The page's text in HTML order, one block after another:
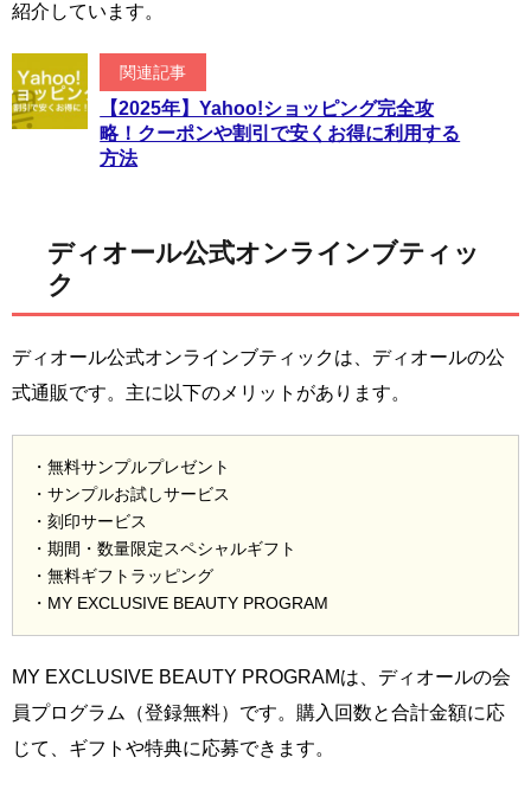
紹介しています。
関連記事
【2025年】Yahoo!ショッピング完全攻
略！クーポンや割引で安くお得に利用する
方法
ディオール公式オンラインブティッ
ク
ディオール公式オンラインブティックは、ディオールの公
式通販です。主に以下のメリットがあります。
・無料サンプルプレゼント
・サンプルお試しサービス
・刻印サービス
・期間・数量限定スペシャルギフト
・無料ギフトラッピング
・MY EXCLUSIVE BEAUTY PROGRAM
MY EXCLUSIVE BEAUTY PROGRAMは、ディオールの会
員プログラム（登録無料）です。購入回数と合計金額に応
じて、ギフトや特典に応募できます。